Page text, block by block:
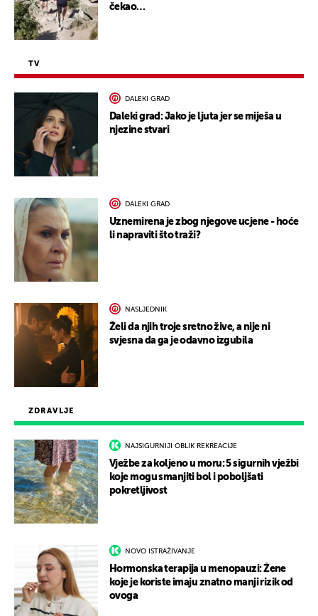
ZDRAVLJE
NAJSIGURNIJI OBLIK REKREACIJE
Vježbe za koljeno u moru: 5 sigurnih vježbi
koje mogu smanjiti bol i poboljšati
pokretljivost
NOVO ISTRAŽIVANJE
Hormonska terapija u menopauzi: Žene
koje je koriste imaju znatno manji rizik od
ovoga
čekao…
TV
DALEKI GRAD
Daleki grad: Jako je ljuta jer se miješa u
njezine stvari
DALEKI GRAD
Uznemirena je zbog njegove ucjene - hoće
li napraviti što traži?
NASLJEDNIK
Želi da njih troje sretno žive, a nije ni
svjesna da ga je odavno izgubila